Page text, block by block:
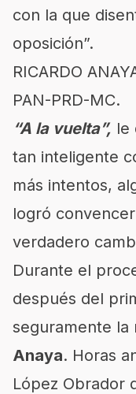
con la que
oposición”.
RICARDO
PAN-PRD-MC.
“A la vuelta”, le
tan inteligente
más intentos,
logró
verdadero
Durante el
después del
seguramente la
Anaya. Horas
López Obrador